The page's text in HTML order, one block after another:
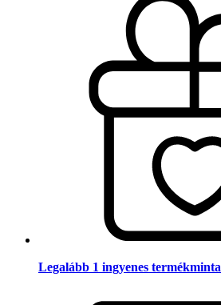
Legalább 1 ingyenes termékminta